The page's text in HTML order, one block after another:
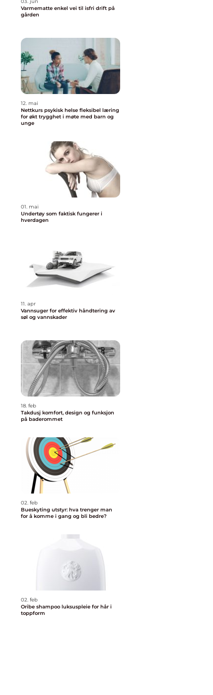
Varmematte enkel vei til isfri drift på
gården
12. mai
Nettkurs psykisk helse fleksibel læring
for økt trygghet i møte med barn og
unge
01. mai
Undertøy som faktisk fungerer i
hverdagen
11. apr
Vannsuger for effektiv håndtering av
søl og vannskader
18. feb
Takdusj komfort, design og funksjon
på baderommet
02. feb
Bueskyting utstyr: hva trenger man
for å komme i gang og bli bedre?
02. feb
Oribe shampoo luksuspleie for hår i
toppform